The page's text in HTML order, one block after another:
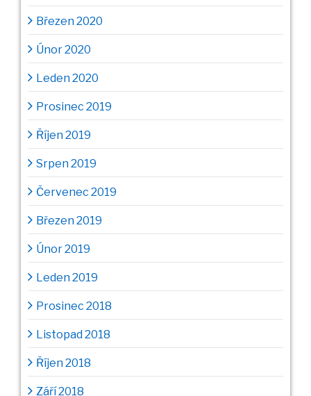
Březen 2020
Únor 2020
Leden 2020
Prosinec 2019
Říjen 2019
Srpen 2019
Červenec 2019
Březen 2019
Únor 2019
Leden 2019
Prosinec 2018
Listopad 2018
Říjen 2018
Září 2018